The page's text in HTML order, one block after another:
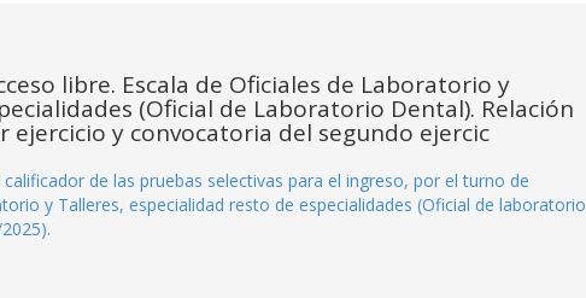
libre. Escala de Oficiales de Laboratorio y
(Oficial de Laboratorio Dental). Relación
y convocatoria del segundo ejercic
de las pruebas selectivas para el ingreso, por el turno de
y Talleres, especialidad resto de especialidades (Oficial de laboratorio